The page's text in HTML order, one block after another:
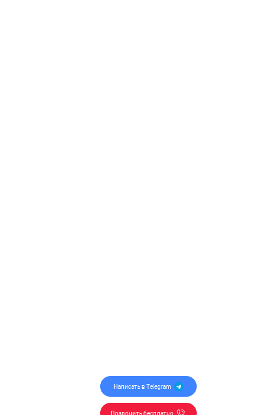
Написать в Telegram
Позвонить бесплатно